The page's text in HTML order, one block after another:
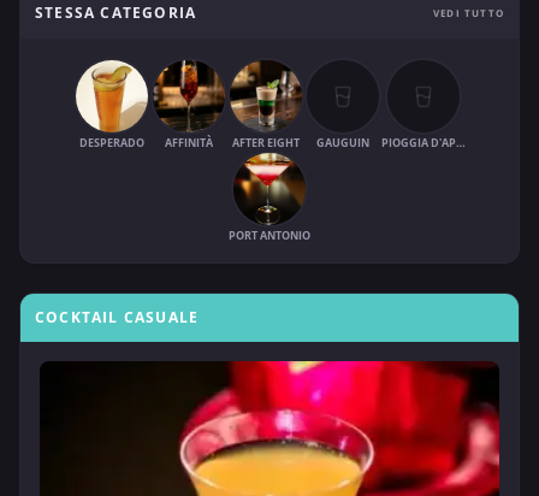
STESSA CATEGORIA VEDI TUTTO
DESPERADO AFFINITÀ AFTER EIGHT GAUGUIN PIOGGIA D'APRILE
PORT ANTONIO
COCKTAIL CASUALE